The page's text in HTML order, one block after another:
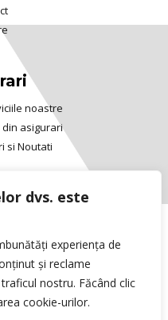
dvs. este
experiența de
și reclame
nostru. Făcând clic
cookie-urilor.
noastre
asigurari
si Noutati
All rights
litigiilor
website implica
Termenii si